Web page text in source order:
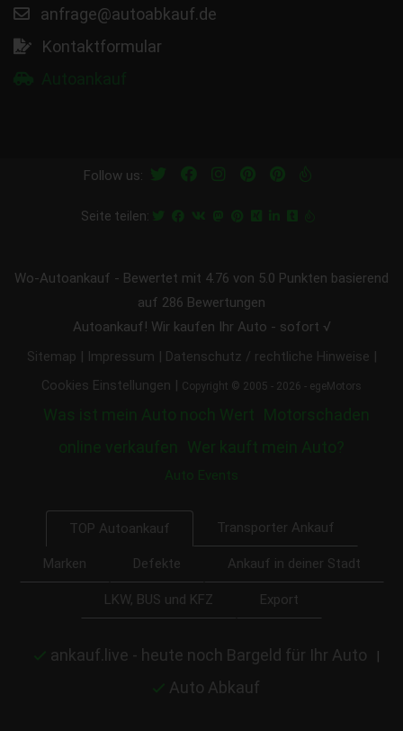
anfrage@autoabkauf.de
Kontaktformular
Follow us:
Seite teilen:
Wo-Autoankauf - Bewertet mit 4.76 von 5.0 Punkten basierend
auf 286 Bewertungen
Autoankauf! Wir kaufen Ihr Auto - sofort √
Sitemap Impressum Datenschutz / rechtliche Hinweise
Cookies Einstellungen Copyright © 2005 - 2026 - egeMotors
Was ist mein Auto noch Wert Motorschaden
online verkaufen
Wer kauft mein Auto?
Auto Events
TOP Autoankauf Transporter Ankauf
Marken Defekte Ankauf in deiner Stadt
LKW, BUS und KFZ Export
ankauf.live - heute noch Bargeld für Ihr Auto
Auto Abkauf